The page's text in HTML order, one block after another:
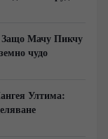
Мачу Пикчу
чудо
Ултима: